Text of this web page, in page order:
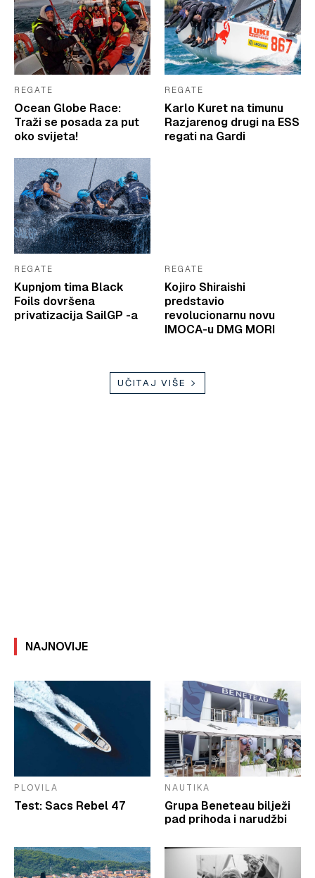
REGATE
Ocean Globe Race:
Traži se posada za put
oko svijeta!
REGATE
Karlo Kuret na timunu
Razjarenog drugi na ESS
regati na Gardi
REGATE
Kupnjom tima Black
Foils dovršena
privatizacija SailGP -a
REGATE
Kojiro Shiraishi
predstavio
revolucionarnu novu
IMOCA-u DMG MORI
UČITAJ VIŠE
NAJNOVIJE
PLOVILA
Test: Sacs Rebel 47
NAUTIKA
Grupa Beneteau bilježi
pad prihoda i narudžbi